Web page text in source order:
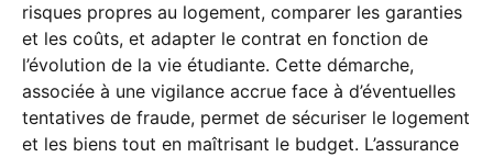
risques propres au logement, comparer les garanties
et les coûts, et adapter le contrat en fonction de
l’évolution de la vie étudiante. Cette démarche,
associée à une vigilance accrue face à d’éventuelles
tentatives de fraude, permet de sécuriser le logement
et les biens tout en maîtrisant le budget. L’assurance